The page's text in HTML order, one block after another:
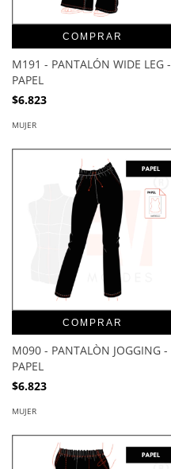
COMPRAR
M191 - PANTALÓN WIDE LEG -
PAPEL
$6.823
MUJER
COMPRAR
M090 - PANTALÒN JOGGING -
PAPEL
$6.823
MUJER